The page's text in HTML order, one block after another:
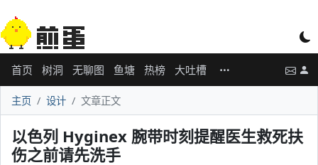
首页 树洞 无聊图 鱼塘 热榜 大吐槽
主页 设计 文章正文
以色列 Hyginex 腕带时刻提醒医生救死扶
伤之前请先洗手